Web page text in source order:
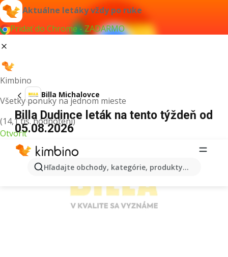
Aktuálne letáky vždy po ruke
Pridať do Chrome - ZADARMO
Kimbino
Všetky ponuky na jednom mieste
(14,1 tis. hodnotení)
Otvoriť
Hľadajte obchody, kategórie, produkty...
Billa Michalovce
Billa Dudince leták na tento týždeň od
05.08.2026